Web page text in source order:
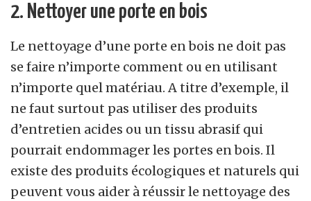
2. Nettoyer une porte en bois
Le nettoyage d’une porte en bois ne doit pas
se faire n’importe comment ou en utilisant
n’importe quel matériau. A titre d’exemple, il
ne faut surtout pas utiliser des produits
d’entretien acides ou un tissu abrasif qui
pourrait endommager les portes en bois. Il
existe des produits écologiques et naturels qui
peuvent vous aider à réussir le nettoyage des